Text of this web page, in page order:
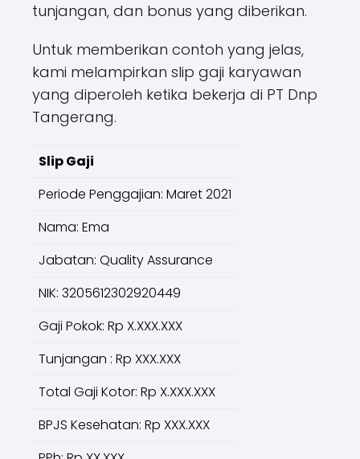
tunjangan, dan bonus yang diberikan.
Untuk memberikan contoh yang jelas,
kami melampirkan slip gaji karyawan
yang diperoleh ketika bekerja di PT Dnp
Tangerang.
Slip Gaji
Periode Penggajian: Maret 2021
Nama: Ema
Jabatan: Quality Assurance
NIK: 3205612302920449
Gaji Pokok: Rp X.XXX.XXX
Tunjangan : Rp XXX.XXX
Total Gaji Kotor: Rp X.XXX.XXX
BPJS Kesehatan: Rp XXX.XXX